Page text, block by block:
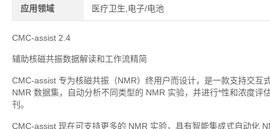
应用领域 医疗卫生,电子/电池
CMC-assist 2.4
辅助核磁共振数据解读和工作流精简
CMC-assist 专为核磁共振（NMR）终用户而设计，是一款支持交
NMR 数据集，自动分析不同类型的 NMR 实验，并进行*性和浓度
刊。
CMC-assist 现在可支持更多的 NMR 实验，具有智能集成式自动化